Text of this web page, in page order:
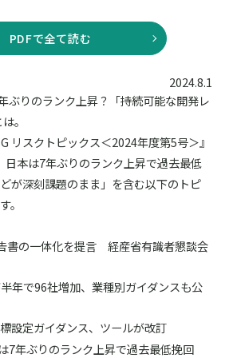
PDFで全て読む
2024.8.1
ぶりのランク上昇？「持続可能な開発レ
。
リスクトピックス＜2024年度第5号＞』
日本は7年ぶりのランク上昇で過去最低
が深刻課題のまま」を含む以下のトピ
。
書の一体化を提言 経産省有識者懇談会
年で96社増加、業種別ガイダンスも公
設定ガイダンス、ツールが改訂
7年ぶりのランク上昇で過去最低挽回